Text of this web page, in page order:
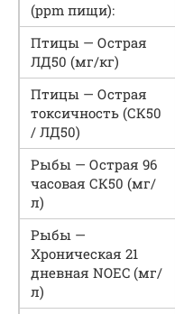
(ppm пищи):
Птицы — Острая
ЛД50 (мг/кг)
Птицы — Острая
токсичность (СК50
/ ЛД50)
Рыбы — Острая 96
часовая СК50 (мг/
л)
Рыбы —
Хроническая 21
дневная NOEC (мг/
л)